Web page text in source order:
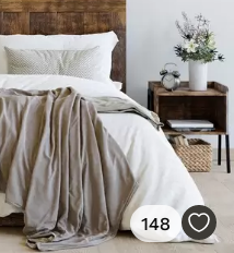
148